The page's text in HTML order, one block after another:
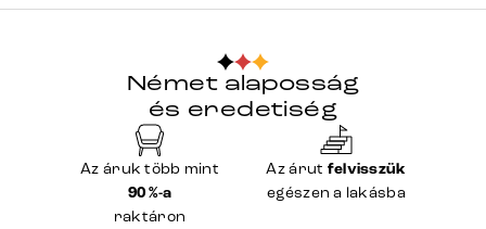
Német alaposság
és eredetiség
Az áruk több mint
90 %-a
raktáron
Az árut felvisszük
egészen a lakásba